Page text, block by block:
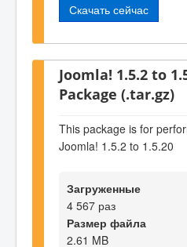
Скачать сейчас
Joomla! 1.5.2 to
Package (.tar.gz)
This package is for
Joomla! 1.5.2 to 1.5.20
Загруженные
4 567 раз
Размер файла
2.61 MB